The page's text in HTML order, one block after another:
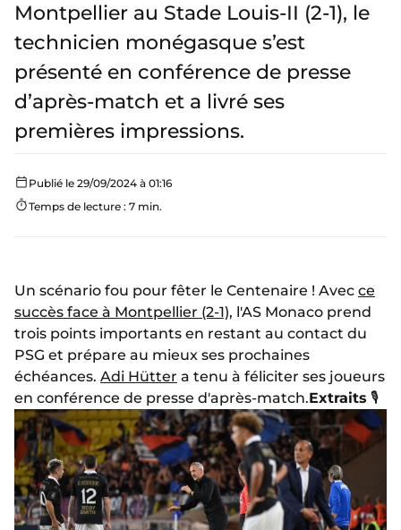
Montpellier au Stade Louis-II (2-1), le
technicien monégasque s’est
présenté en conférence de presse
d’après-match et a livré ses
premières impressions.
Publié le 29/09/2024 à 01:16
Temps de lecture : 7 min.
Un scénario fou pour fêter le Centenaire ! Avec ce
succès face à Montpellier (2-1), l'AS Monaco prend
trois points importants en restant au contact du
PSG et prépare au mieux ses prochaines
échéances. Adi Hütter a tenu à féliciter ses joueurs
en conférence de presse d'après-match.Extraits 🎙️